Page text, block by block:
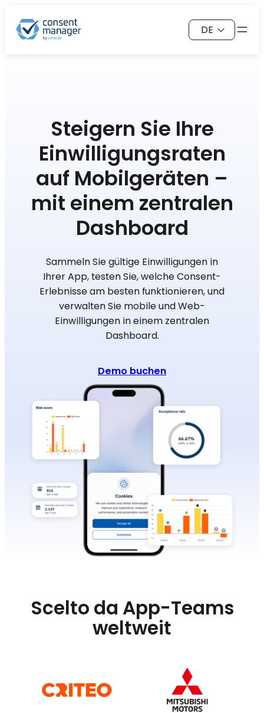
Inhalt
springen
Sprache
auswählen
Steigern Sie Ihre
Einwilligungsraten
auf Mobilgeräten –
mit einem zentralen
Dashboard
Sammeln Sie gültige Einwilligungen in
Ihrer App, testen Sie, welche Consent-
Erlebnisse am besten funktionieren, und
verwalten Sie mobile und Web-
Einwilligungen in einem zentralen
Dashboard.
Demo buchen
Scelto da App-Teams
weltweit